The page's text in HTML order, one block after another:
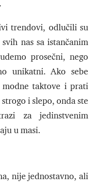
trendovi, odlučili su
nas sa istančanim
prosečni, nego
unikatni. Ako sebe
taktove i prati
i slepo, onda ste
za jedinstvenim
u masi.
nije jednostavno, ali